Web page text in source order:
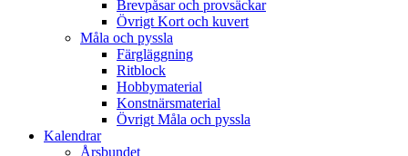
Brevpåsar och provsäckar
Övrigt Kort och kuvert
Måla och pyssla
Färgläggning
Ritblock
Hobbymaterial
Konstnärsmaterial
Övrigt Måla och pyssla
Kalendrar
Årsbundet